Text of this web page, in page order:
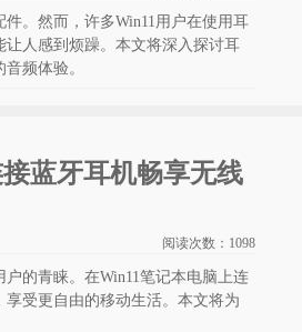
。然而，许多Win11用户在使用耳
人感到烦躁。本文将深入探讨耳
频体验。
蓝牙耳机畅享无线
阅读次数： 1098
的青睐。在Win11笔记本电脑上连
受更自由的移动生活。本文将为